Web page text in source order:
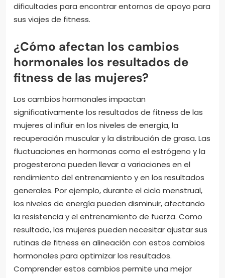
dificultades para encontrar entornos de apoyo para
sus viajes de fitness.
¿Cómo afectan los cambios
hormonales los resultados de
fitness de las mujeres?
Los cambios hormonales impactan
significativamente los resultados de fitness de las
mujeres al influir en los niveles de energía, la
recuperación muscular y la distribución de grasa. Las
fluctuaciones en hormonas como el estrógeno y la
progesterona pueden llevar a variaciones en el
rendimiento del entrenamiento y en los resultados
generales. Por ejemplo, durante el ciclo menstrual,
los niveles de energía pueden disminuir, afectando
la resistencia y el entrenamiento de fuerza. Como
resultado, las mujeres pueden necesitar ajustar sus
rutinas de fitness en alineación con estos cambios
hormonales para optimizar los resultados.
Comprender estos cambios permite una mejor